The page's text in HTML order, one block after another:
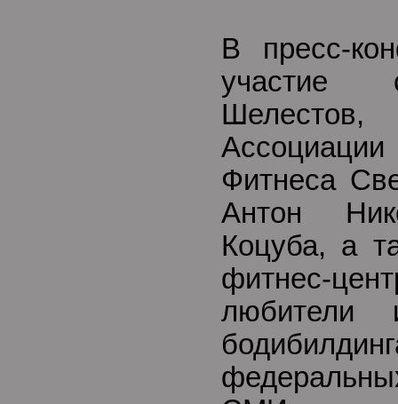
В пресс-
участие
Фитнеса
Антон
Коцуба, а
фитнес-
любители